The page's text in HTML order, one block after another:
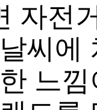
자전
씨에
느